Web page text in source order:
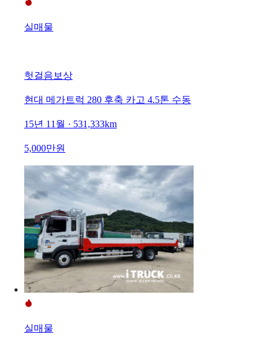
실매물
헛걸음보상
현대 메가트럭 280 후축 카고 4.5톤 수동
15년 11월 · 531,333km
5,000만원
실매물